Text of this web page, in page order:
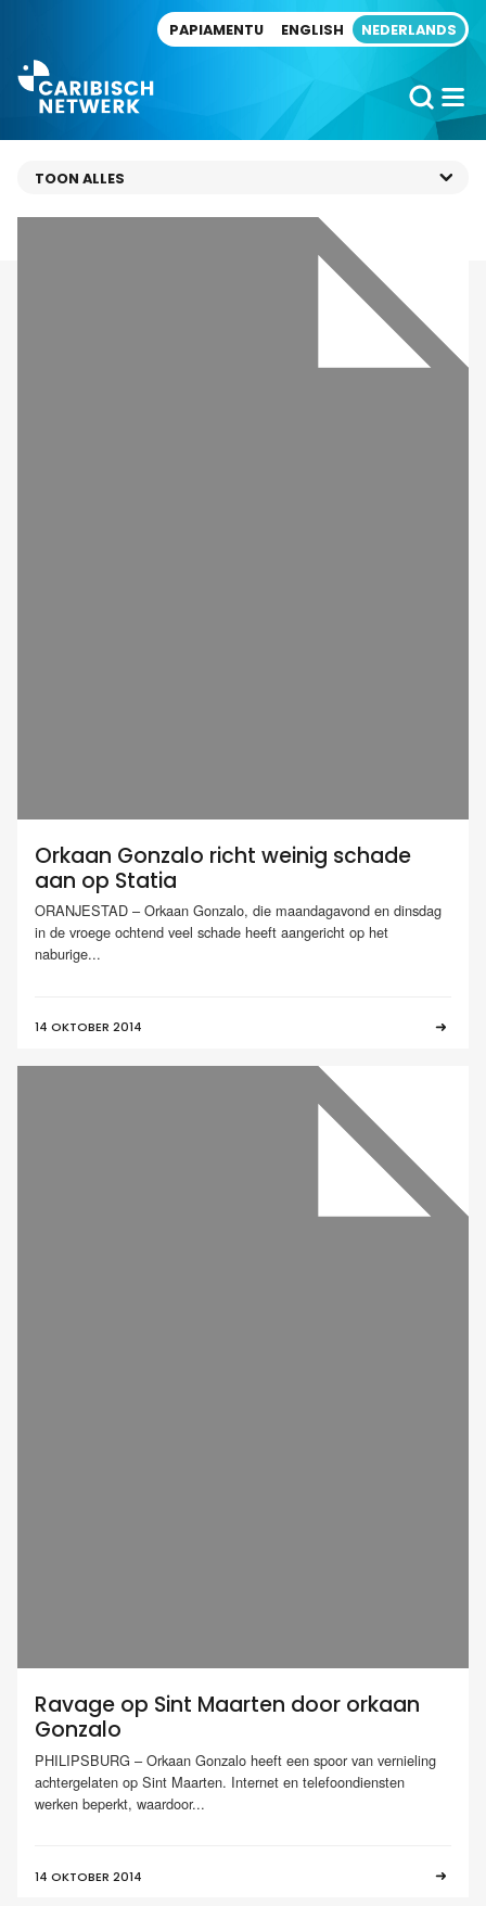
PAPIAMENTU ENGLISH NEDERLANDS
Orkaan Gonzalo richt weinig schade
aan op Statia
ORANJESTAD – Orkaan Gonzalo, die maandagavond en dinsdag
in de vroege ochtend veel schade heeft aangericht op het
naburige...
14 OKTOBER 2014
Ravage op Sint Maarten door orkaan
Gonzalo
PHILIPSBURG – Orkaan Gonzalo heeft een spoor van vernieling
achtergelaten op Sint Maarten. Internet en telefoondiensten
werken beperkt, waardoor...
14 OKTOBER 2014